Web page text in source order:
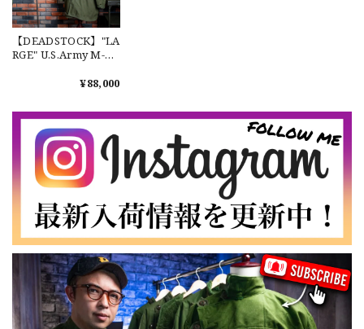
2026/07/14
【Cooperstown Ball Cap】Made in USA Baseball Cap "NY" STONE×GREEN 新品 クーパーズタウンボールキャップ 6パネル ２トーン 緑
３.1947 New York Cubans
2026/07/01
2026/06/29
【Additive and Line】Wallet Chain Nickel Silver WCH-005 新品 ウォレットチェーン 小判型 ニッケルシルバー 約40cm
2026/06/27
【DEADSTOCK】"LA
RGE" U.S.Army M-65
アメリカ軍実物 M65
ーカー フルセット デ
No.110
¥88,000